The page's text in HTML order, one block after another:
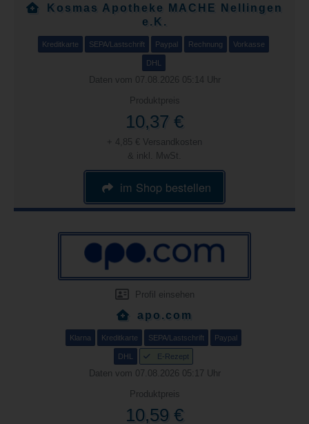
Kosmas Apotheke MACHE Nellingen
e.K.
Kreditkarte SEPA/Lastschrift Paypal Rechnung Vorkasse
DHL
Daten vom 07.08.2026 05:14 Uhr
Produktpreis
10,37 €
+ 4,85 € Versandkosten
& inkl. MwSt.
im Shop bestellen
Profil einsehen
apo.com
Klarna Kreditkarte SEPA/Lastschrift Paypal
DHL E-Rezept
Daten vom 07.08.2026 05:17 Uhr
Produktpreis
10,59 €